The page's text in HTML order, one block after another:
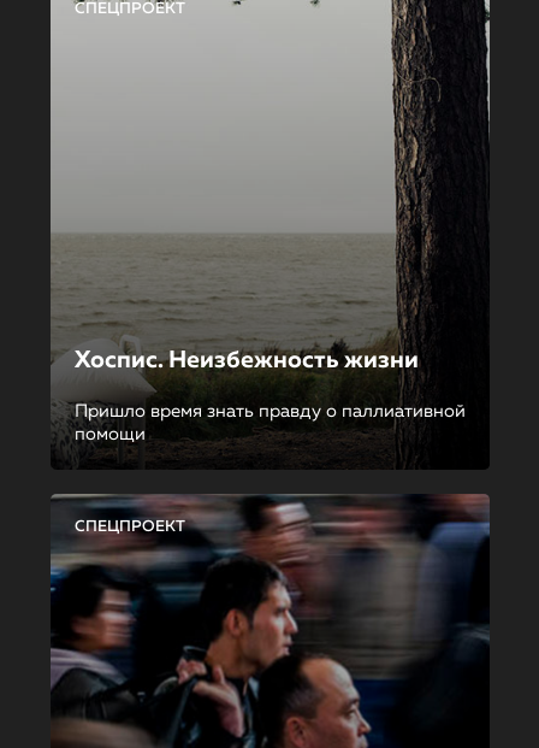
СПЕЦПРОЕКТ
Хоспис. Неизбежность жизни
Пришло время знать правду о паллиативной
помощи
СПЕЦПРОЕКТ